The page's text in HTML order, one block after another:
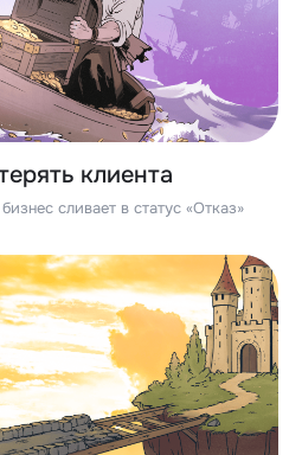
клиента
сливает в статус «Отказ»